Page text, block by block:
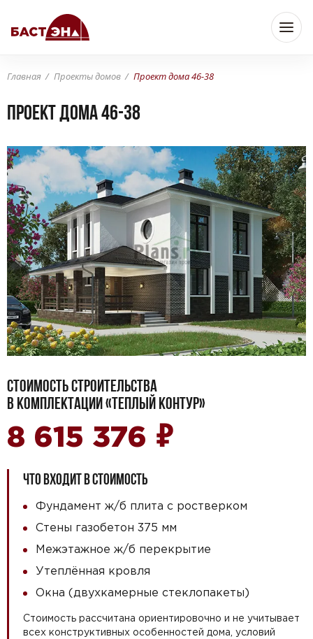
Главная Проекты домов Проект дома 46-38
Проект дома 46-38
СТОИМОСТЬ СТРОИТЕЛЬСТВА
В КОМПЛЕКТАЦИИ «ТЕПЛЫЙ КОНТУР»
8 615 376 ₽
ЧТО ВХОДИТ В СТОИМОСТЬ
Фундамент ж/б плита с ростверком
Стены газобетон 375 мм
Межэтажное ж/б перекрытие
Утеплённая кровля
Окна (двухкамерные стеклопакеты)
Стоимость рассчитана ориентировочно и не учитывает
всех конструктивных особенностей дома, условий